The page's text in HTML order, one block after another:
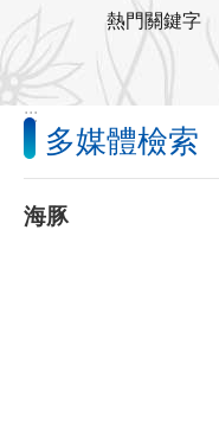
熱門關鍵字
:::
多媒體檢索
海豚